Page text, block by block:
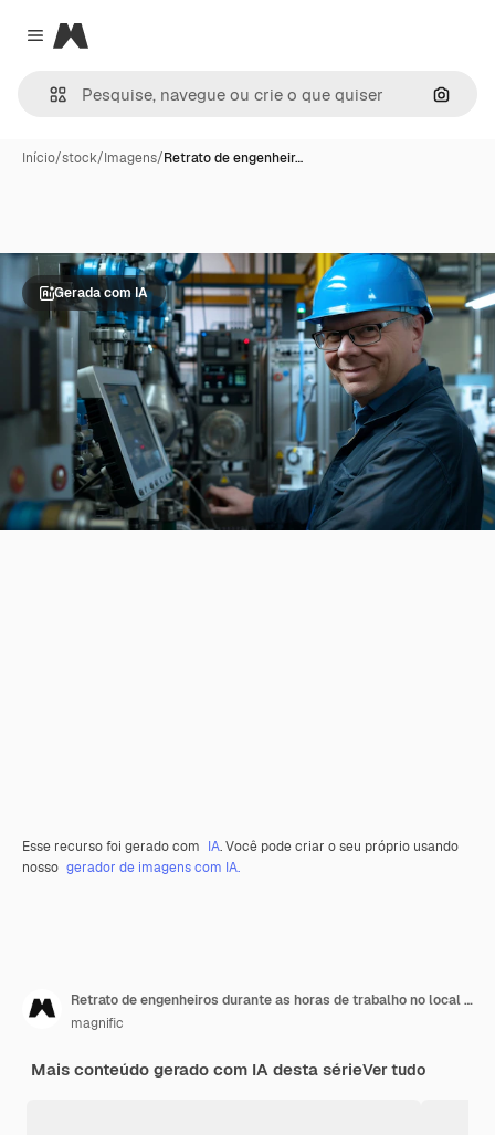
Close menu
Magnific
Início/stock/Imagens/Retrato de engenheir…
Gerada com IA
Esse recurso foi gerado com IA. Você pode criar o seu próprio usando
nosso gerador de imagens com IA.
Retrato de engenheiros durante as horas de trabalho no local de trabalho
magnific
Mais conteúdo gerado com IA desta sérieVer tudo